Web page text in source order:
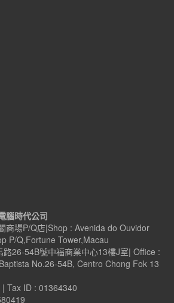
腦時代公司
商場P/Q店|Shop : Avenida do Ouvidor
P/Q,Fortune Tower,Macau
26-54B號中福商業中心13樓J室| Office :
No.26-54B, Centro Chong Fok 13
Tax ID : 01364340